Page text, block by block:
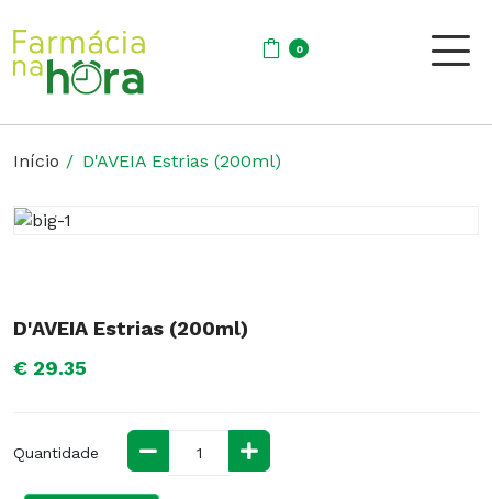
0
Início D'AVEIA Estrias (200ml)
D'AVEIA Estrias (200ml)
€ 29.35
Quantidade